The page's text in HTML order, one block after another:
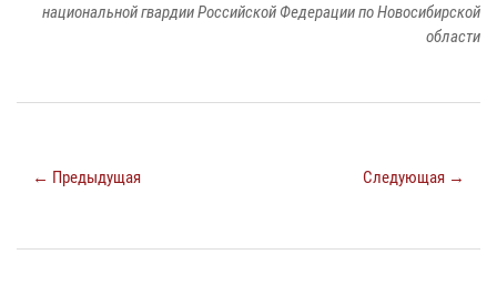
национальной гвардии Российской Федерации по Новосибирской
области
← Предыдущая Следующая →